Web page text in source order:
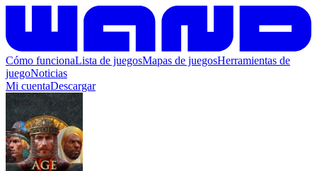
Cómo funcionaLista de juegosMapas de juegosHerramientas de
juegoNoticias
Mi cuentaDescargar